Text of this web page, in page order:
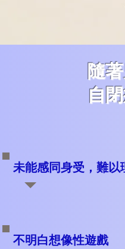
隨
自
未能感同身受，難以
不明白想像性遊戲